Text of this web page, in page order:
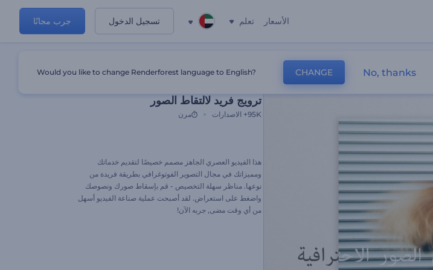
الأسعار تعلم تسجيل الدخول جرب مجانًا
ترويج فريد لالتقاط الصور
95K+ الاصدارات مرن
هذا الفيديو العصري الجاهز مصمم خصيصًا لتقديم خدماتك
ومميزاتك في مجال التصوير الفوتوغرافي بطريقة فريدة من
نوعها. مناظر سهلة التخصيص - قم بإسقاط صورك ونصوصك
واضغط على استعراض. لقد أصبحت عملية صناعة الفيديو أسهل
من أي وقت مضى, جربه الآن!
Would you like to change Renderforest language to English? CHANGE No, thanks